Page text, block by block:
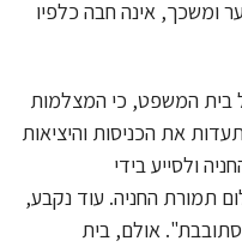
ומשכך, אינה חבה כלפיו
בית המשפט, כי המצלמות
את הכניסות והיציאות
ולסייע בידי
תמורת החניה. עוד נקבע,
אולם, בית